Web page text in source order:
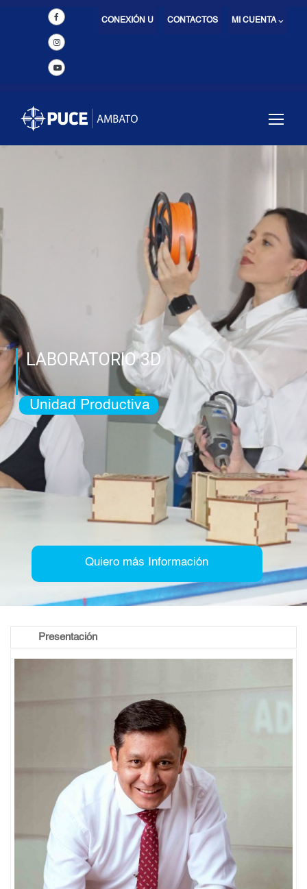
MI CUENTA ⌵
CONTACTOS
CONEXIÓN U
LABORATORIO 3D
Unidad Productiva
Quiero más Información
Presentación